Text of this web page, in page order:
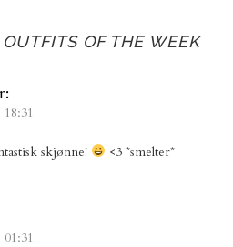
OUTFITS OF THE WEEK
skjønne! <3 *smelter*